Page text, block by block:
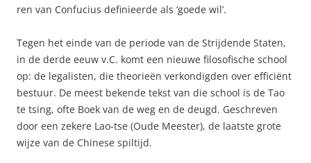
ren van Confucius definieerde als ‘goede wil’.
Tegen het einde van de periode van de Strijdende Staten,
in de derde eeuw v.C. komt een nieuwe filosofische school
op: de legalisten, die theorieën verkondigden over efficiënt
bestuur. De meest bekende tekst van die school is de Tao
te tsing, ofte Boek van de weg en de deugd. Geschreven
door een zekere Lao-tse (Oude Meester), de laatste grote
wijze van de Chinese spiltijd.